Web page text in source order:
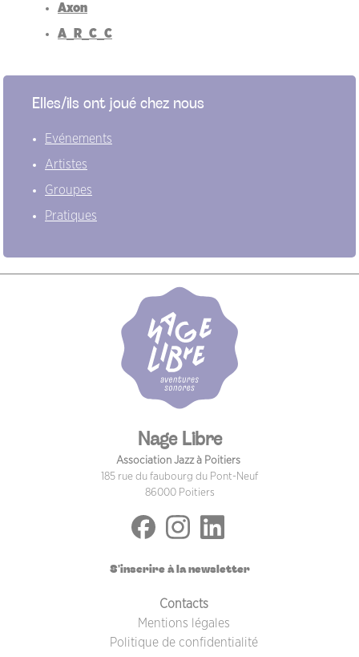
Axon
A_R_C_C
Elles/ils ont joué chez nous
Evénements
Artistes
Groupes
Pratiques
Contacts
Mentions légales
Politique de confidentialité
Nage Libre
Association Jazz à Poitiers
185 rue du faubourg du Pont-Neuf
86000 Poitiers
S'inscrire à la newsletter